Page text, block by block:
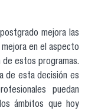
mejora las
en el aspecto
de estos programas.
de esta decisión es
puedan
ámbitos que hoy